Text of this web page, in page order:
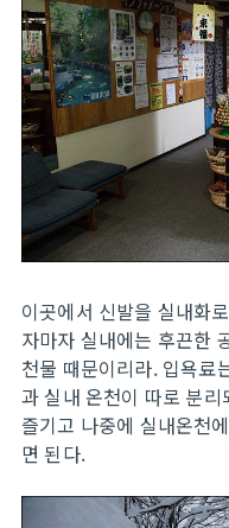
이곳에서 신발을 실내화
자마자 실내에는 후끈한
천물 때문이리라. 입욕료
과 실내 온천이 따로 분
즐기고 나중에 실내온천
면 된다.